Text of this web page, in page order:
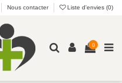
Nous contacter Liste d'envies (0)
0